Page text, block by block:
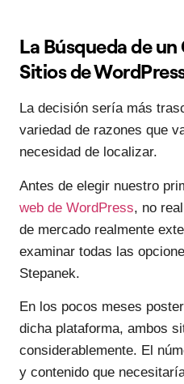
La Búsqueda de
Sitios de
La decisión sería más
variedad de razones que
necesidad de localizar.
Antes de elegir nuestro
web de WordPress, no
de mercado realmente
examinar todas las
Stepanek.
En los pocos meses
dicha plataforma, ambos
considerablemente. El
y contenido que